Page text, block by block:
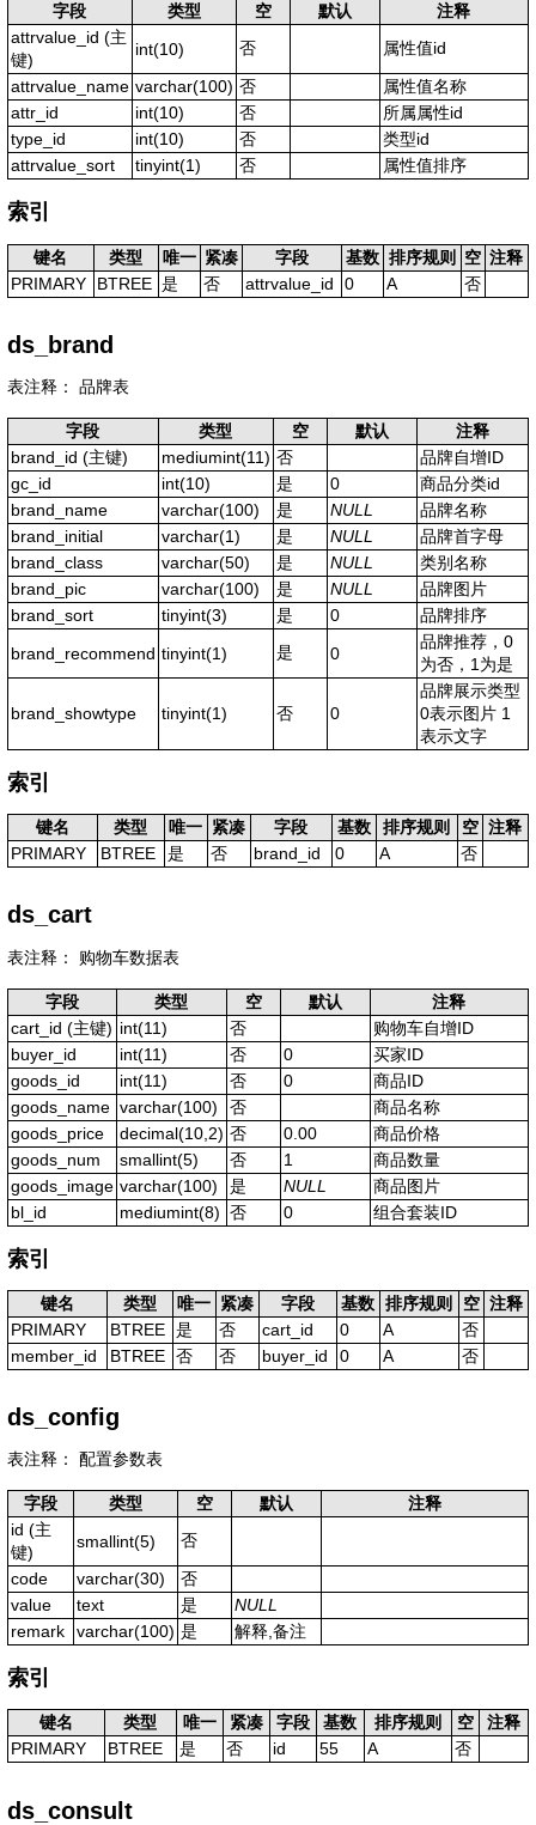
字段 类型 空 默认
注释
attrvalue_id (主
键)
int(10) 否
属性值id
attrvalue_name varchar(100) 否
属性值名称
attr_id
int(10) 否
所属属性id
type_id
int(10) 否
类型id
attrvalue_sort
tinyint(1) 否 属性值排序
索引
键名 类型 唯一 紧凑 字段 基数 排序规则 空 注释
PRIMARY
BTREE 是 否 attrvalue_id 0 A 否
ds_brand
表注释： 品牌表
字段 类型 空 默认
注释
brand_id (主键) mediumint(11) 否
品牌自增ID
gc_id
int(10) 是 0
商品分类id
brand_name
varchar(100) 是 NULL
品牌名称
brand_initial
varchar(1) 是 NULL
品牌首字母
brand_class
varchar(50) 是 NULL
类别名称
brand_pic
varchar(100) 是 NULL
品牌图片
brand_sort
tinyint(3) 是 0
品牌排序
brand_recommend tinyint(1) 是 0
品牌推荐，0
为否，1为是
brand_showtype tinyint(1) 否 0
品牌展示类型
0表示图片 1
表示文字
索引
键名 类型 唯一 紧凑 字段 基数 排序规则 空 注释
PRIMARY
BTREE 是 否 brand_id 0 A 否
ds_cart
表注释： 购物车数据表
字段 类型 空 默认
注释
cart_id (主键) int(11) 否
购物车自增ID
buyer_id
int(11) 否 0
买家ID
goods_id
int(11) 否 0
商品ID
goods_name varchar(100) 否
商品名称
goods_price
decimal(10,2) 否 0.00
商品价格
goods_num
smallint(5) 否 1
商品数量
goods_image varchar(100) 是 NULL
商品图片
bl_id
mediumint(8) 否 0 组合套装ID
索引
键名 类型 唯一 紧凑 字段 基数 排序规则 空 注释
PRIMARY
BTREE 是 否 cart_id 0 A
否
member_id
BTREE 否 否 buyer_id 0 A 否
ds_config
表注释： 配置参数表
字段 类型 空 默认
注释
id (主
键)
smallint(5)
否
code
varchar(30)
否
value
text 是
NULL
remark
varchar(100) 是 解释,备注
索引
键名 类型 唯一 紧凑 字段 基数 排序规则 空
注释
PRIMARY
BTREE 是 否 id 55 A 否
ds_consult